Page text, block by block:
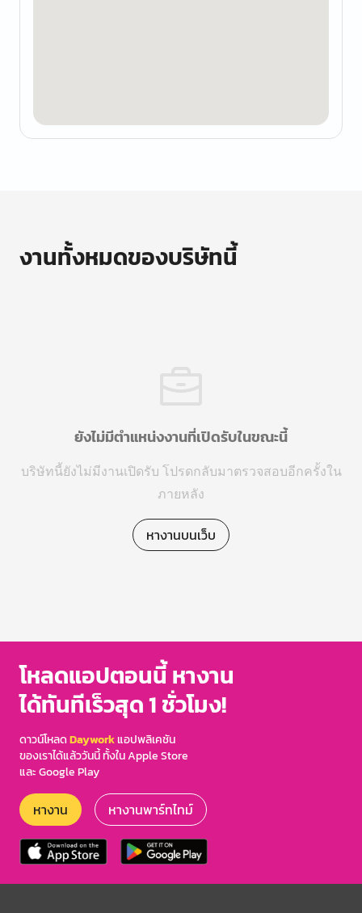
งานทั้งหมดของบริษัทนี้
ยังไม่มีตำแหน่งงานที่เปิดรับในขณะนี้
บริษัทนี้ยังไม่มีงานเปิดรับ โปรดกลับมาตรวจสอบอีกครั้งใน
ภายหลัง
หางานบนเว็บ
โหลดแอปตอนนี้ หางาน
ได้ทันทีเร็วสุด 1 ชั่วโมง!
ดาวน์โหลดDayworkแอปพลิเคชัน
ของเราได้แล้ววันนี้ ทั้งใน Apple Store
และ Google Play
หางาน หางานพาร์ทไทม์